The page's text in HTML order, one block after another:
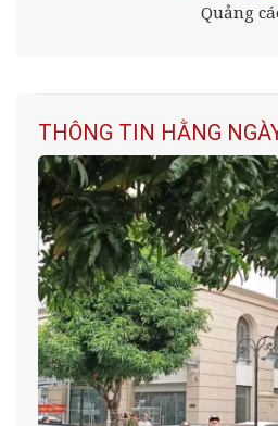
Quảng
THÔNG TIN HẰNG